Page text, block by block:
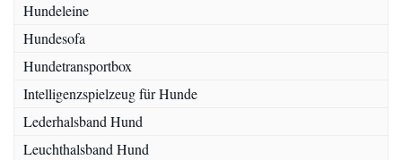
Hundeleine
Hundesofa
Hundetransportbox
Intelligenzspielzeug für Hunde
Lederhalsband Hund
Leuchthalsband Hund